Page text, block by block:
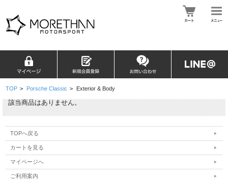
TOP > Porsche Classic > Exterior & Body
該当商品はありません。
TOPへ戻る
カートを見る
マイページへ
ご利用案内